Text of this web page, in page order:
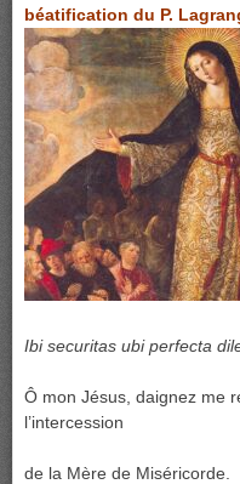
béatification du P.
Ibi securitas ubi perfecta
Ô mon Jésus, daignez me
l’intercession
de la Mère de Miséricorde.